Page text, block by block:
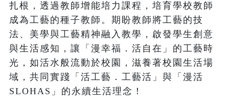
扎根，透過教師增能培力課程，培育學校教師
成為工藝的種子教師。期盼教師將工藝的技
法、美學與工藝精神融入教學，啟發學生創意
與生活感知，讓「漫幸福．活自在」的工藝時
光，如活水般流動於校園，滋養著校園生活場
域，共同實踐「活工藝．工藝活」與「漫活